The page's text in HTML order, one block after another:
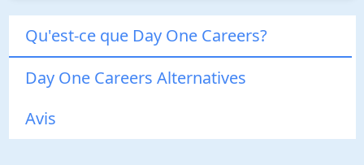
Qu'est-ce que Day One Careers?
Day One Careers Alternatives
Avis